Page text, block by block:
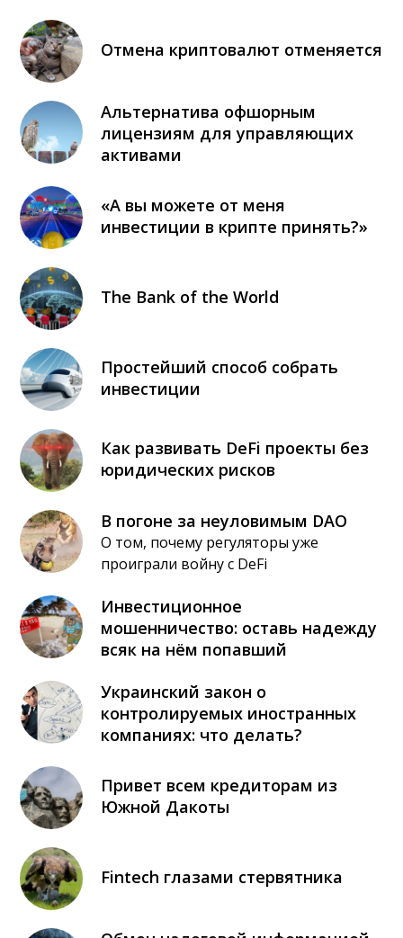
Отмена криптовалют отменяется
Альтернатива офшорным
лицензиям для управляющих
активами
«А вы можете от меня
инвестиции в крипте принять?»
The Bank of the World
Простейший способ собрать
инвестиции
Как развивать DeFi проекты без
юридических рисков
В погоне за неуловимым DAO
О том, почему регуляторы уже
проиграли войну с DeFi
Инвестиционное
мошенничество: оставь надежду
всяк на нём попавший
Украинский закон о
контролируемых иностранных
компаниях: что делать?
Привет всем кредиторам из
Южной Дакоты
Fintech глазами стервятника